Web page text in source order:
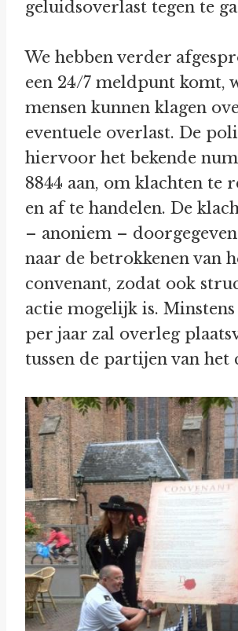
geluidsoverlast tegen te
We hebben verder
een 24/7 meldpunt komt,
mensen kunnen klagen
eventuele overlast. De
hiervoor het bekende
8844 aan, om klachten te
en af te handelen. De
– anoniem –
naar de betrokkenen van
convenant, zodat ook
actie mogelijk is. Minstens
per jaar zal overleg
tussen de partijen van het